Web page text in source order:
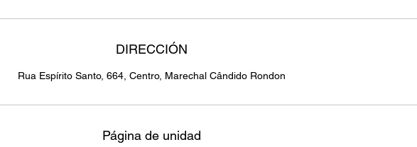
DIRECCIÓN
Rua Espírito Santo, 664, Centro, Marechal Cândido Rondon
Página de unidad